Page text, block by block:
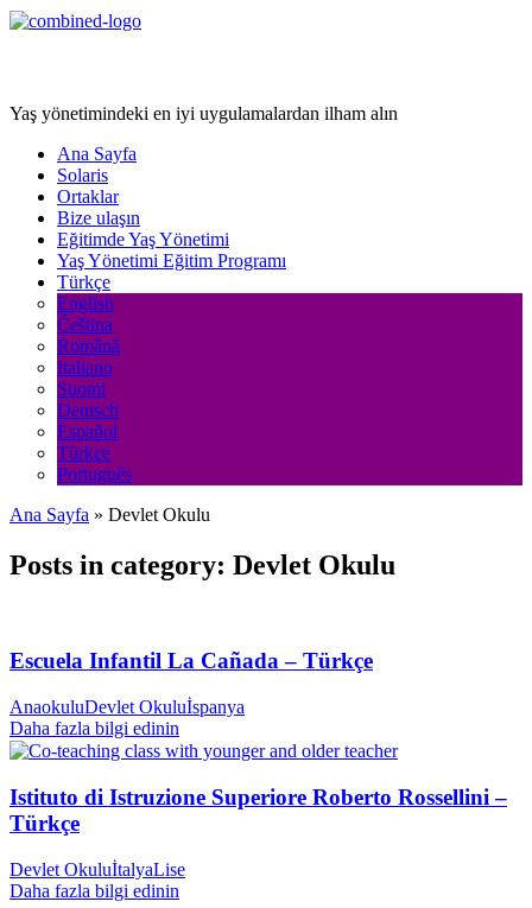
Yaş yönetimindeki en iyi uygulamalardan ilham alın
Ana Sayfa
Solaris
Ortaklar
Bize ulaşın
Eğitimde Yaş Yönetimi
Yaş Yönetimi Eğitim Programı
Türkçe
English
Čeština
Română
Italiano
Suomi
Deutsch
Español
Türkçe
Português
Ana Sayfa » Devlet Okulu
Posts in category: Devlet Okulu
Escuela Infantil La Cañada – Türkçe
AnaokuluDevlet Okuluİspanya
Daha fazla bilgi edinin
Istituto di Istruzione Superiore Roberto Rossellini –
Türkçe
Devlet OkuluİtalyaLise
Daha fazla bilgi edinin